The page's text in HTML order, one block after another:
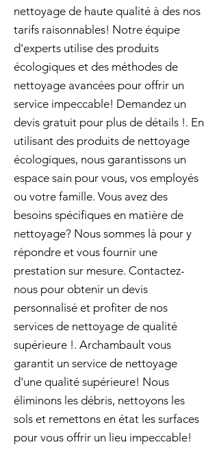
nettoyage de haute qualité à des nos
tarifs raisonnables! Notre équipe
d'experts utilise des produits
écologiques et des méthodes de
nettoyage avancées pour offrir un
service impeccable! Demandez un
devis gratuit pour plus de détails !. En
utilisant des produits de nettoyage
écologiques, nous garantissons un
espace sain pour vous, vos employés
ou votre famille. Vous avez des
besoins spécifiques en matière de
nettoyage? Nous sommes là pour y
répondre et vous fournir une
prestation sur mesure. Contactez-
nous pour obtenir un devis
personnalisé et profiter de nos
services de nettoyage de qualité
supérieure !. Archambault vous
garantit un service de nettoyage
d'une qualité supérieure! Nous
éliminons les débris, nettoyons les
sols et remettons en état les surfaces
pour vous offrir un lieu impeccable!